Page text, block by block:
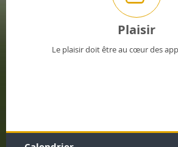
Plaisir
Le plaisir doit être au cœur des